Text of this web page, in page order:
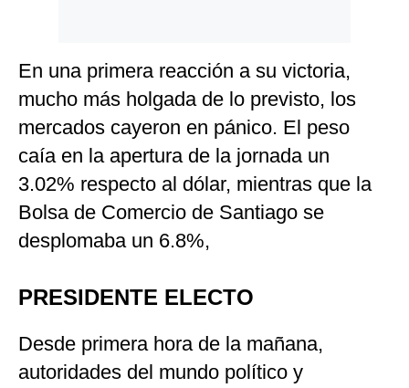
En una primera reacción a su victoria,
mucho más holgada de lo previsto, los
mercados cayeron en pánico. El peso
caía en la apertura de la jornada un
3.02% respecto al dólar, mientras que la
Bolsa de Comercio de Santiago se
desplomaba un 6.8%,
PRESIDENTE ELECTO
Desde primera hora de la mañana,
autoridades del mundo político y